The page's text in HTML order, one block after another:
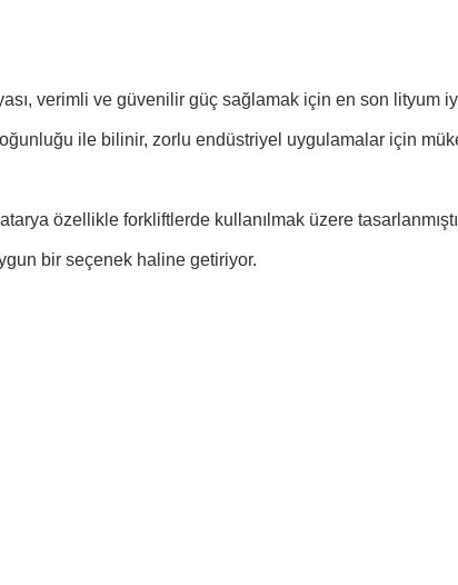
verimli ve güvenilir güç sağlamak için en son lityum
ile bilinir, zorlu endüstriyel uygulamalar için
özellikle forkliftlerde kullanılmak üzere
bir seçenek haline getiriyor.